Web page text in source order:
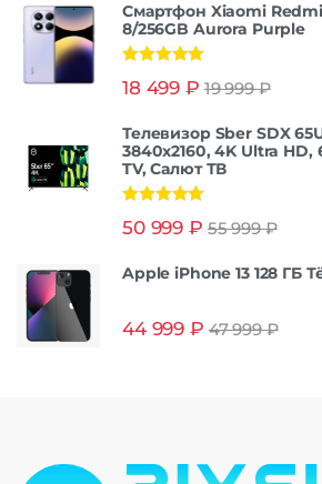
Смартфон Xiaomi
8/256GB Aurora Purple
из 5
18 499 ₽ 19 999₽
Телевизор Sber SDX
3840x2160, 4K Ultra HD,
TV, Салют ТВ
из 5
50 999 ₽ 55 999₽
Apple iPhone 13 128 ГБ
44 999 ₽ 47 999₽